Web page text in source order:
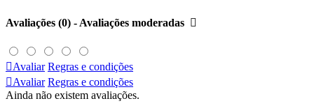
Avaliações (0) - Avaliações moderadas 
Avaliar Regras e condições
Avaliar Regras e condições
Ainda não existem avaliações.